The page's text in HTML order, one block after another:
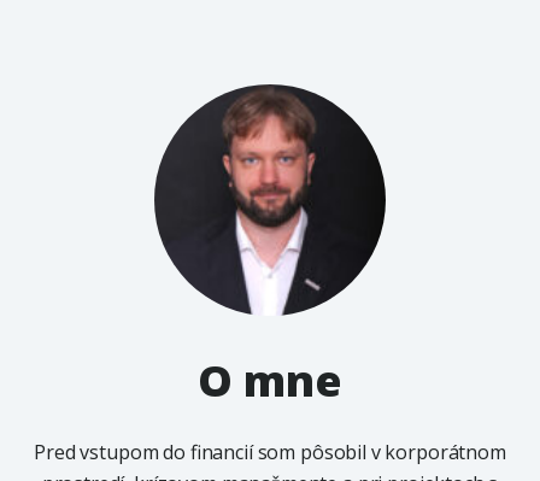
O mne
Pred vstupom do financií som pôsobil v korporátnom